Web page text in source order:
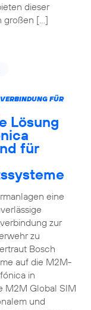
dieser
großen […]
FÜR
Lösung
für
eine
zur
zu
Bosch
auf die M2M-
in
M2M Global SIM
und